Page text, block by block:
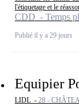
l'étiquetage et le
CDD - Temps
Publié il y a 29 jours
Equipier
LIDL - 28 -